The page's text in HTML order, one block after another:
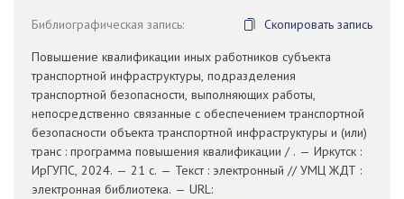
Библиографическая запись:
Скопировать запись
Повышение квалификации иных работников субъекта
транспортной инфраструктуры, подразделения
транспортной безопасности, выполняющих работы,
непосредственно связанные с обеспечением транспортной
безопасности объекта транспортной инфраструктуры и (или)
транс : программа повышения квалификации / . — Иркутск :
ИрГУПС, 2024. — 21 с. — Текст : электронный // УМЦ ЖДТ :
электронная библиотека. — URL: